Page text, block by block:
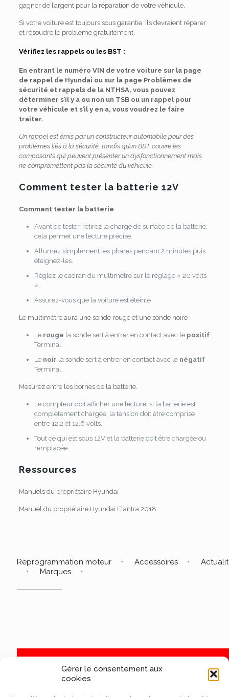
Gérer le consentement aux
cookies
gagner de l’argent pour la réparation de votre véhicule.
Si votre voiture est toujours sous garantie, ils devraient réparer
et résoudre le problème gratuitement.
Vérifiez les rappels ou les BST :
En entrant le numéro VIN de votre voiture sur la page
de rappel de Hyundai ou sur la page Problèmes de
sécurité et rappels de la NTHSA, vous pouvez
déterminer s’il y a ou non un TSB ou un rappel pour
votre véhicule et s’il y en a, vous voudrez le faire
traiter.
Un rappel est émis par un constructeur automobile pour des
problèmes liés à la sécurité, tandis qu’un BST couvre les
composants qui peuvent présenter un dysfonctionnement mais
ne compromettent pas la sécurité du véhicule.
Comment tester la batterie 12V
Comment tester la batterie
Avant de tester, retirez la charge de surface de la batterie,
cela permet une lecture précise.
Allumez simplement les phares pendant 2 minutes puis
éteignez-les.
Réglez le cadran du multimètre sur le réglage « 20 volts
».
Assurez-vous que la voiture est éteinte
Le multimètre aura une sonde rouge et une sonde noire :
Le rouge la sonde sert à entrer en contact avec le positif
Terminal
Le noir la sonde sert à entrer en contact avec le négatif
Terminal.
Mesurez entre les bornes de la batterie.
Le compteur doit afficher une lecture, si la batterie est
complètement chargée, la tension doit être comprise
entre 12,2 et 12,6 volts.
Tout ce qui est sous 12V et la batterie doit être chargée ou
remplacée.
Ressources
Manuels du propriétaire Hyundai
Manuel du propriétaire Hyundai Elantra 2018
Reprogrammation moteur Accessoires
Marques